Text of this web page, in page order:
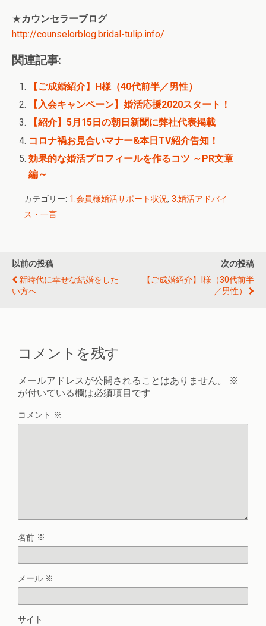
★カウンセラーブログ
http://counselorblog.bridal-tulip.info/
関連記事:
【ご成婚紹介】H様（40代前半／男性）
【入会キャンペーン】婚活応援2020スタート！
【紹介】5月15日の朝日新聞に弊社代表掲載
コロナ禍お見合いマナー&本日TV紹介告知！
効果的な婚活プロフィールを作るコツ ～PR文章
編～
カテゴリー: 1.会員様婚活サポート状況, 3.婚活アドバイ
ス・一言
以前の投稿
新時代に幸せな結婚をした
い方へ
次の投稿
【ご成婚紹介】I様（30代前半
／男性）
コメントを残す
メールアドレスが公開されることはありません。
※
が付いている欄は必須項目です
コメント ※
名前 ※
メール ※
サイト